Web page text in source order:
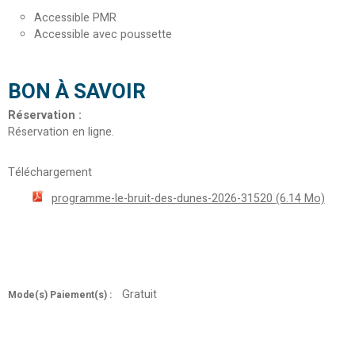
Accessible PMR
Accessible avec poussette
BON À SAVOIR
Réservation :
Réservation en ligne
Téléchargement
programme-le-bruit-des-dunes-2026-31520 (6.14 Mo)
Mode(s) Paiement(s) : Gratuit